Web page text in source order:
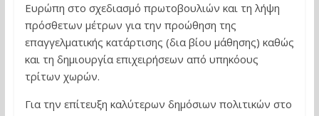
Ευρώπη στο σχεδιασμό πρωτοβουλιών και τη λήψη
πρόσθετων μέτρων για την προώθηση της
επαγγελματικής κατάρτισης (δια βίου μάθησης) καθώς
και τη δημιουργία επιχειρήσεων από υπηκόους
τρίτων χωρών.
Για την επίτευξη καλύτερων δημόσιων πολιτικών στο